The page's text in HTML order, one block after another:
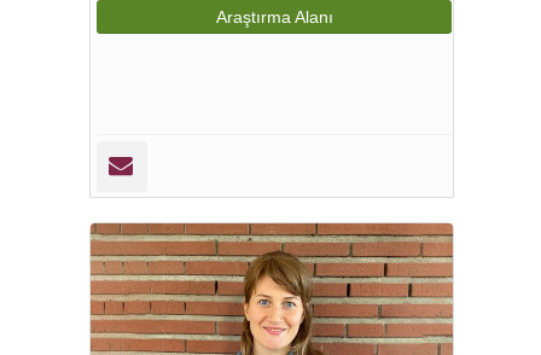
Araştırma Alanı